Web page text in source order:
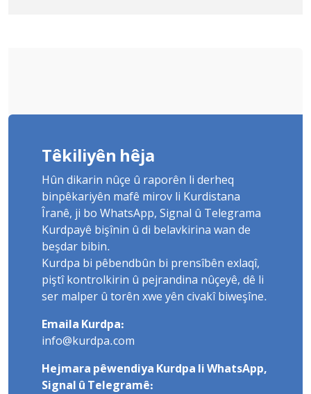
Têkiliyên hêja
Hûn dikarin nûçe û raporên li derheq
binpêkariyên mafê mirov li Kurdistana
Îranê, ji bo WhatsApp, Signal û Telegrama
Kurdpayê bişînin û di belavkirina wan de
beşdar bibin.
Kurdpa bi pêbendbûn bi prensîbên exlaqî,
piştî kontrolkirin û pejrandina nûçeyê, dê li
ser malper û torên xwe yên civakî biweşîne.
Emaila Kurdpa:
info@kurdpa.com
Hejmara pêwendiya Kurdpa li WhatsApp,
Signal û Telegramê: